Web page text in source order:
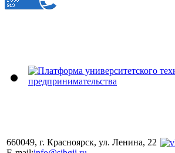
660049, г. Красноярск, ул. Ленина, 22